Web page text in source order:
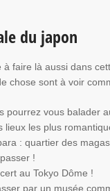
du japon
à faire là aussi dans
chose sont à voir
pourrez vous balader
lieux les plus
: quartier des
!
au Tokyo Dôme !
par un musée